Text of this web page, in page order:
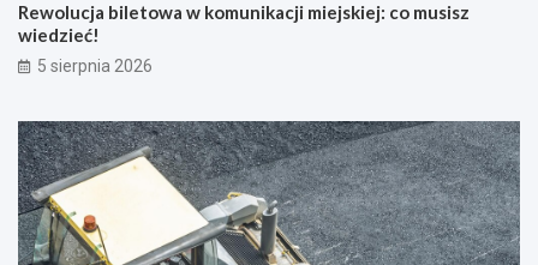
Rewolucja biletowa w komunikacji miejskiej: co musisz
wiedzieć!
5 sierpnia 2026